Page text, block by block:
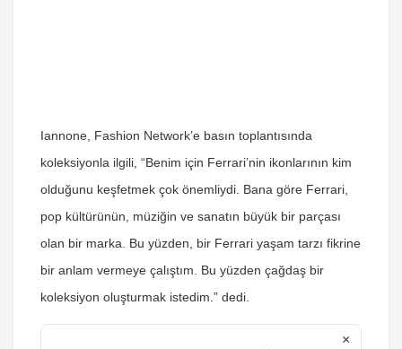
Iannone, Fashion Network’e basın toplantısında
koleksiyonla ilgili, “Benim için Ferrari’nin ikonlarının kim
olduğunu keşfetmek çok önemliydi. Bana göre Ferrari,
pop kültürünün, müziğin ve sanatın büyük bir parçası
olan bir marka. Bu yüzden, bir Ferrari yaşam tarzı fikrine
bir anlam vermeye çalıştım. Bu yüzden çağdaş bir
koleksiyon oluşturmak istedim.” dedi.
×